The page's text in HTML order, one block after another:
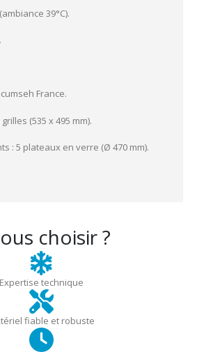
39°C).
France.
(535 x 495 mm).
: 5 plateaux en verre (Ø 470 mm).
choisir ?
Expertise technique
fiable et robuste